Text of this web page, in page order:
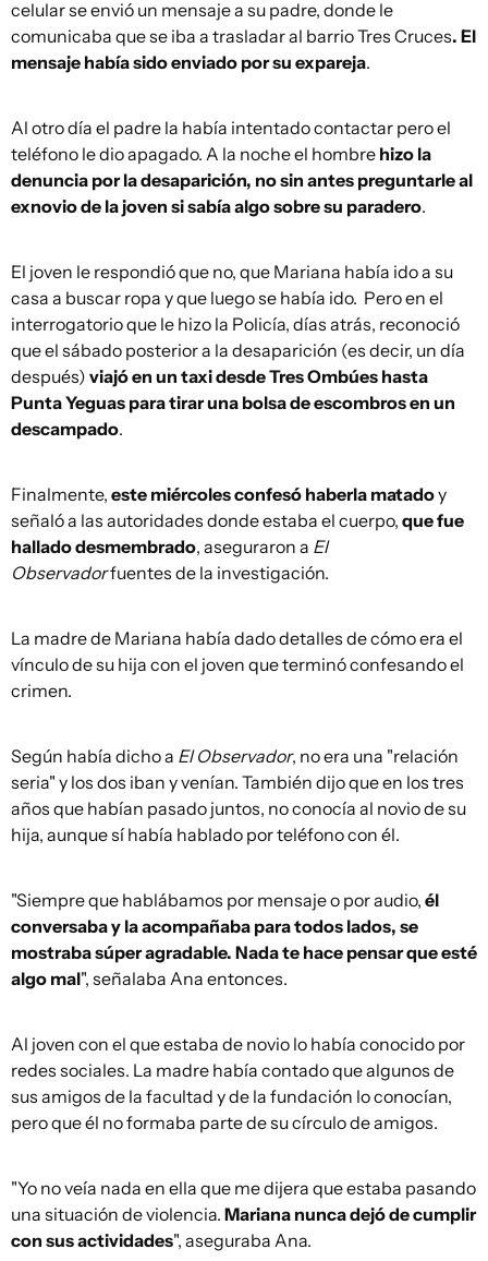
celular se envió un mensaje a su padre, donde le
comunicaba que se iba a trasladar al barrio Tres Cruces. El
mensaje había sido enviado por su expareja.
Al otro día el padre la había intentado contactar pero el
teléfono le dio apagado. A la noche el hombre hizo la
denuncia por la desaparición, no sin antes preguntarle al
exnovio de la joven si sabía algo sobre su paradero.
El joven le respondió que no, que Mariana había ido a su
casa a buscar ropa y que luego se había ido. Pero en el
interrogatorio que le hizo la Policía, días atrás, reconoció
que el sábado posterior a la desaparición (es decir, un día
después) viajó en un taxi desde Tres Ombúes hasta
Punta Yeguas para tirar una bolsa de escombros en un
descampado.
Finalmente, este miércoles confesó haberla matadoy
señaló a las autoridades donde estaba el cuerpo, que fue
hallado desmembrado, aseguraron a El
Observadorfuentes de la investigación.
La madre de Mariana había dado detalles de cómo era el
vínculo de su hija con el joven que terminó confesando el
crimen.
Según había dicho a El Observador, no era una "relación
seria" y los dos iban y venían. También dijo que en los tres
años que habían pasado juntos, no conocía al novio de su
hija, aunque sí había hablado por teléfono con él.
"Siempre que hablábamos por mensaje o por audio, él
conversaba y la acompañaba para todos lados, se
mostraba súper agradable. Nada te hace pensar que esté
algo mal", señalaba Ana entonces.
Al joven con el que estaba de novio lo había conocido por
redes sociales. La madre había contado que algunos de
sus amigos de la facultad y de la fundación lo conocían,
pero que él no formaba parte de su círculo de amigos.
"Yo no veía nada en ella que me dijera que estaba pasando
una situación de violencia. Mariana nunca dejó de cumplir
con sus actividades", aseguraba Ana.